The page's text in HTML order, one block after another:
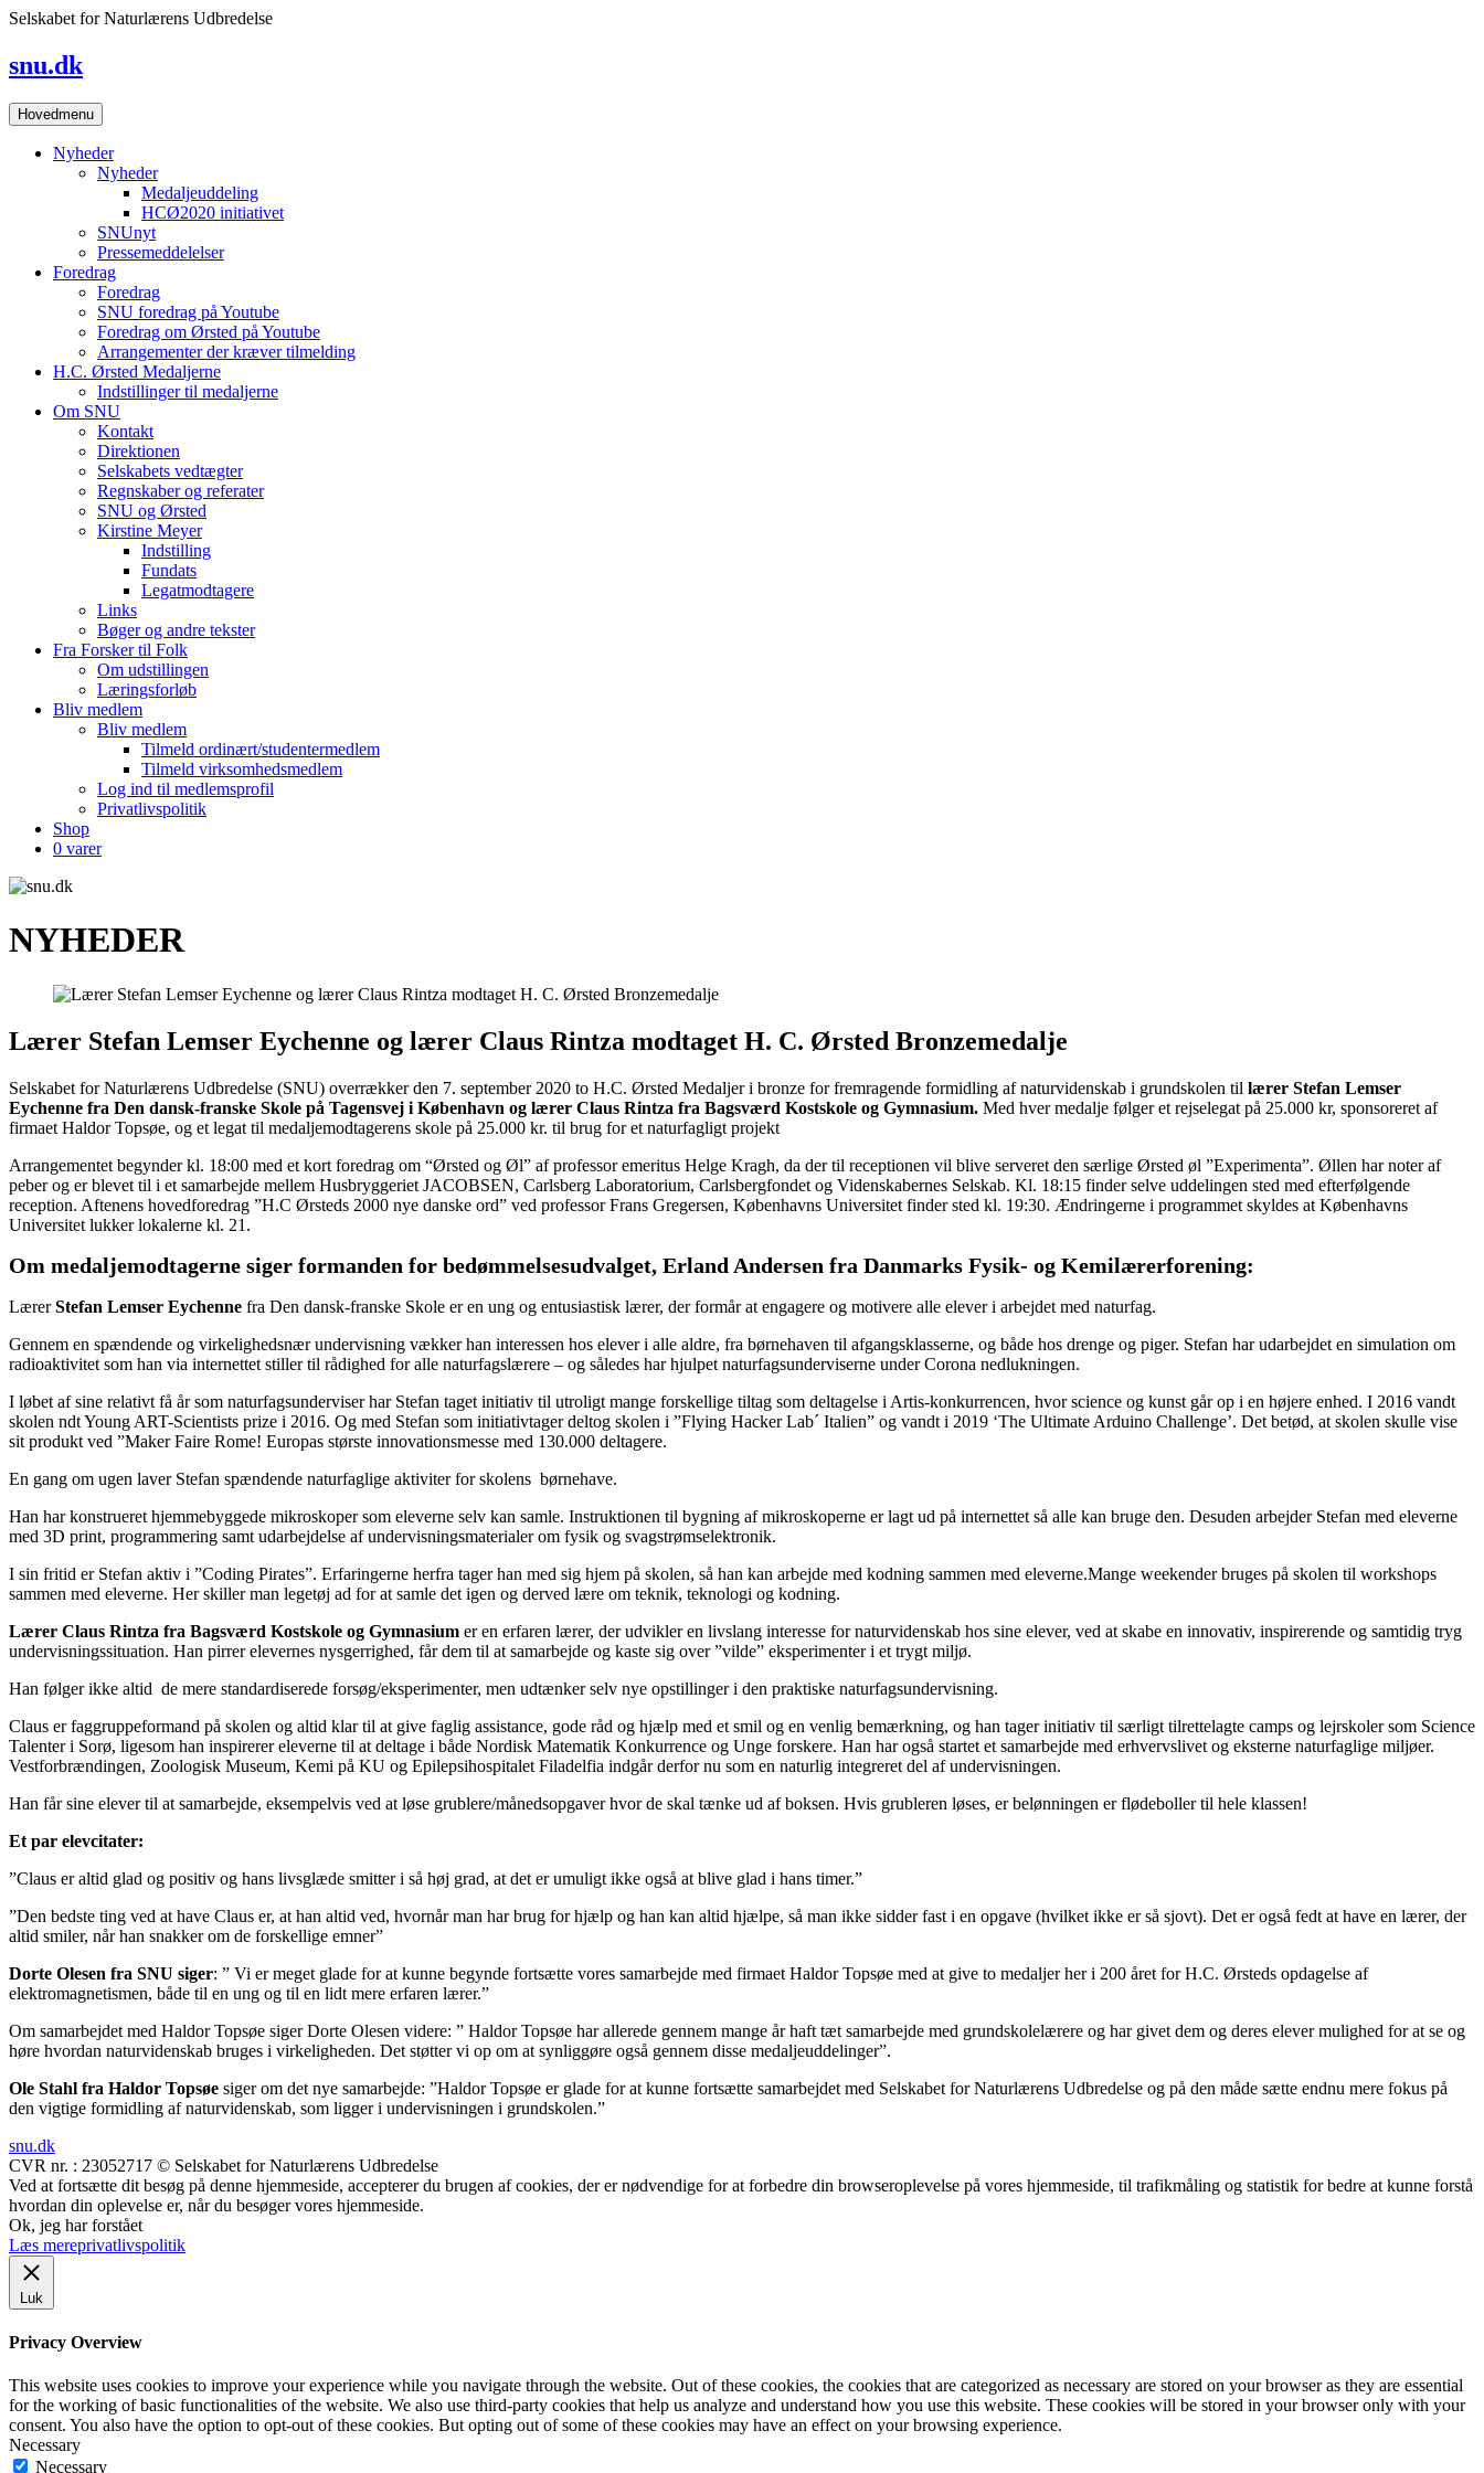
Skip
Selskabet for Naturlærens Udbredelse
snu.dk
Hovedmenu
Nyheder
Nyheder
Medaljeuddeling
HCØ2020 initiativet
SNUnyt
Pressemeddelelser
Foredrag
Foredrag
SNU foredrag på Youtube
Foredrag om Ørsted på Youtube
Arrangementer der kræver tilmelding
H.C. Ørsted Medaljerne
Indstillinger til medaljerne
Om SNU
Kontakt
Direktionen
Selskabets vedtægter
Regnskaber og referater
SNU og Ørsted
Kirstine Meyer
Indstilling
Fundats
Legatmodtagere
Links
Bøger og andre tekster
Fra Forsker til Folk
Om udstillingen
Læringsforløb
Bliv medlem
Bliv medlem
Tilmeld ordinært/studentermedlem
Tilmeld virksomhedsmedlem
Log ind til medlemsprofil
Privatlivspolitik
Shop
0 varer
NYHEDER
Lærer Stefan Lemser Eychenne og lærer Claus Rintza modtaget H. C. Ørsted Bronzemedalje
Selskabet for Naturlærens Udbredelse (SNU) overrækker den 7. september 2020 to H.C. Ørsted Medaljer i bronze for fremragende formidling af naturvidenskab i grundskolen til lærer Stefan Lemser
Eychenne fra Den dansk-franske Skole på Tagensvej i København og lærer Claus Rintza fra Bagsværd Kostskole og Gymnasium. Med hver medalje følger et rejselegat på 25.000 kr, sponsoreret af
firmaet Haldor Topsøe, og et legat til medaljemodtagerens skole på 25.000 kr. til brug for et naturfagligt projekt
Arrangementet begynder kl. 18:00 med et kort foredrag om “Ørsted og Øl” af professor emeritus Helge Kragh, da der til receptionen vil blive serveret den særlige Ørsted øl ”Experimenta”. Øllen har noter af
peber og er blevet til i et samarbejde mellem Husbryggeriet JACOBSEN, Carlsberg Laboratorium, Carlsbergfondet og Videnskabernes Selskab. Kl. 18:15 finder selve uddelingen sted med efterfølgende
reception. Aftenens hovedforedrag ”H.C Ørsteds 2000 nye danske ord” ved professor Frans Gregersen, Københavns Universitet finder sted kl. 19:30. Ændringerne i programmet skyldes at Københavns
Universitet lukker lokalerne kl. 21.
Om medaljemodtagerne siger formanden for bedømmelsesudvalget, Erland Andersen fra Danmarks Fysik- og Kemilærerforening:
LærerStefan Lemser Eychenne fra Den dansk-franske Skole er en ung og entusiastisk lærer, der formår at engagere og motivere alle elever i arbejdet med naturfag.
Gennem en spændende og virkelighedsnær undervisning vækker han interessen hos elever i alle aldre, fra børnehaven til afgangsklasserne, og både hos drenge og piger. Stefan har udarbejdet en simulation om
radioaktivitet som han via internettet stiller til rådighed for alle naturfagslærere – og således har hjulpet naturfagsunderviserne under Corona nedlukningen.
I løbet af sine relativt få år som naturfagsunderviser har Stefan taget initiativ til utroligt mange forskellige tiltag som deltagelse i Artis-konkurrencen, hvor science og kunst går op i en højere enhed. I 2016 vandt
skolen ndt Young ART-Scientists prize i 2016. Og med Stefan som initiativtager deltog skolen i ”Flying Hacker Lab´ Italien” og vandt i 2019 ‘The Ultimate Arduino Challenge’. Det betød, at skolen skulle vise
sit produkt ved ”Maker Faire Rome! Europas største innovationsmesse med 130.000 deltagere.
En gang om ugen laver Stefan spændende naturfaglige aktiviter for skolens børnehave.
Han har konstrueret hjemmebyggede mikroskoper som eleverne selv kan samle. Instruktionen til bygning af mikroskoperne er lagt ud på internettet så alle kan bruge den. Desuden arbejder Stefan med eleverne
med 3D print, programmering samt udarbejdelse af undervisningsmaterialer om fysik og svagstrømselektronik.
I sin fritid er Stefan aktiv i ”Coding Pirates”. Erfaringerne herfra tager han med sig hjem på skolen, så han kan arbejde med kodning sammen med eleverne.Mange weekender bruges på skolen til workshops
sammen med eleverne. Her skiller man legetøj ad for at samle det igen og derved lære om teknik, teknologi og kodning.
Lærer Claus Rintza fra Bagsværd Kostskole og Gymnasium er en erfaren lærer, der udvikler en livslang interesse for naturvidenskab hos sine elever, ved at skabe en innovativ, inspirerende og samtidig tryg
undervisningssituation. Han pirrer elevernes nysgerrighed, får dem til at samarbejde og kaste sig over ”vilde” eksperimenter i et trygt miljø.
Han følger ikke altid de mere standardiserede forsøg/eksperimenter, men udtænker selv nye opstillinger i den praktiske naturfagsundervisning.
Claus er faggruppeformand på skolen og altid klar til at give faglig assistance, gode råd og hjælp med et smil og en venlig bemærkning, og han tager initiativ til særligt tilrettelagte camps og lejrskoler som Science
Talenter i Sorø, ligesom han inspirerer eleverne til at deltage i både Nordisk Matematik Konkurrence og Unge forskere. Han har også startet et samarbejde med erhvervslivet og eksterne naturfaglige miljøer.
Vestforbrændingen, Zoologisk Museum, Kemi på KU og Epilepsihospitalet Filadelfia indgår derfor nu som en naturlig integreret del af undervisningen.
Han får sine elever til at samarbejde, eksempelvis ved at løse grublere/månedsopgaver hvor de skal tænke ud af boksen. Hvis grubleren løses, er belønningen er flødeboller til hele klassen!
Et par elevcitater:
”Claus er altid glad og positiv og hans livsglæde smitter i så høj grad, at det er umuligt ikke også at blive glad i hans timer.”
”Den bedste ting ved at have Claus er, at han altid ved, hvornår man har brug for hjælp og han kan altid hjælpe, så man ikke sidder fast i en opgave (hvilket ikke er så sjovt). Det er også fedt at have en lærer, der
altid smiler, når han snakker om de forskellige emner”
Dorte Olesen fra SNU siger: ” Vi er meget glade for at kunne begynde fortsætte vores samarbejde med firmaet Haldor Topsøe med at give to medaljer her i 200 året for H.C. Ørsteds opdagelse af
elektromagnetismen, både til en ung og til en lidt mere erfaren lærer.”
Om samarbejdet med Haldor Topsøe siger Dorte Olesen videre: ” Haldor Topsøe har allerede gennem mange år haft tæt samarbejde med grundskolelærere og har givet dem og deres elever mulighed for at se og
høre hvordan naturvidenskab bruges i virkeligheden. Det støtter vi op om at synliggøre også gennem disse medaljeuddelinger”.
Ole Stahl fra Haldor Topsøe siger om det nye samarbejde: ”Haldor Topsøe er glade for at kunne fortsætte samarbejdet med Selskabet for Naturlærens Udbredelse og på den måde sætte endnu mere fokus på
den vigtige formidling af naturvidenskab, som ligger i undervisningen i grundskolen.”
snu.dk
CVR nr. : 23052717 © Selskabet for Naturlærens Udbredelse
Ved at fortsætte dit besøg på denne hjemmeside, accepterer du brugen af cookies, der er nødvendige for at forbedre din browseroplevelse på vores hjemmeside, til trafikmåling og statistik for bedre at kunne forstå
hvordan din oplevelse er, når du besøger vores hjemmeside.
Ok, jeg har forstået
Læs mereprivatlivspolitik
Luk
Privacy Overview
This website uses cookies to improve your experience while you navigate through the website. Out of these cookies, the cookies that are categorized as necessary are stored on your browser as they are essential
for the working of basic functionalities of the website. We also use third-party cookies that help us analyze and understand how you use this website. These cookies will be stored in your browser only with your
consent. You also have the option to opt-out of these cookies. But opting out of some of these cookies may have an effect on your browsing experience.
Necessary
Necessary